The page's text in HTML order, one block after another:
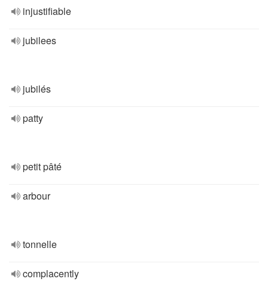
injustifiable
jubilees
jubilés
patty
petit pâté
arbour
tonnelle
complacently